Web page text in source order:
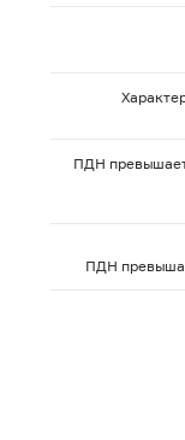
ПДН
ПДН